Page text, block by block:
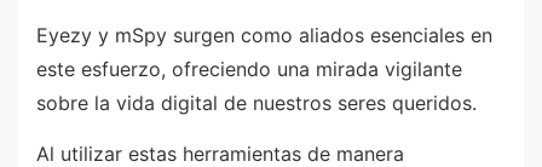
Eyezy y mSpy surgen como aliados esenciales en
este esfuerzo, ofreciendo una mirada vigilante
sobre la vida digital de nuestros seres queridos.
Al utilizar estas herramientas de manera